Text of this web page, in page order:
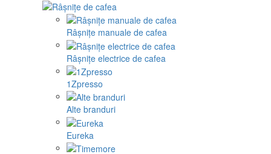
Râșnițe manuale de cafea
Râșnițe electrice de cafea
1Zpresso
Alte branduri
Eureka